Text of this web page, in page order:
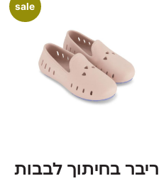
sale
ריבר בחיתוך לבבות